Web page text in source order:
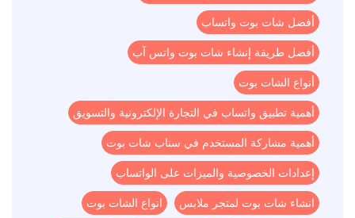
أفضل شات بوت واتساب
أفضل طريقة إنشاء شات بوت واتس آب
أنواع الشات بوت
أهمية تطبيق واتساب في التجارة الإلكترونية والتسويق
أهمية مشاركة المستخدم في سناب شات بوت
إعدادات الخصوصية والميزات على الواتساب
انشاء شات بوت لمتجر ملابس انواع الشات بوت